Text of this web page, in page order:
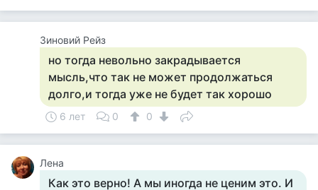
Зиновий Рейз
но тогда невольно закрадывается
мысль,что так не может продолжаться
долго,и тогда уже не будет так хорошо
6 лет 0 0
Лена
Как это верно! А мы иногда не ценим это. И